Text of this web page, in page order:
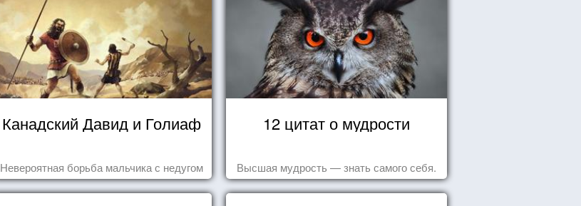
Канадский Давид и Голиаф
Невероятная борьба мальчика с недугом
12 цитат о мудрости
Высшая мудрость — знать самого себя.